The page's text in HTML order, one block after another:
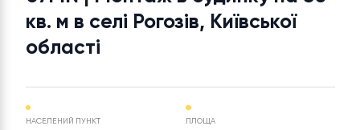
Тепловий насос Raymer RAY-
07MN | Монтаж в будинку на
кв. м в селі Рогозів, Київської
області